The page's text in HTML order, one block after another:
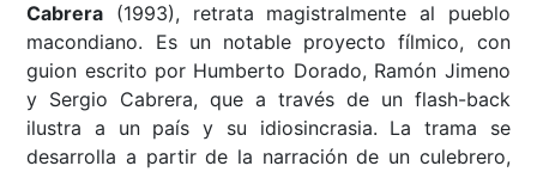
Cabrera (1993), retrata magistralmente al pueblo
macondiano. Es un notable proyecto fílmico, con
guion escrito por Humberto Dorado, Ramón Jimeno
y Sergio Cabrera, que a través de un flash-back
ilustra a un país y su idiosincrasia. La trama se
desarrolla a partir de la narración de un culebrero,